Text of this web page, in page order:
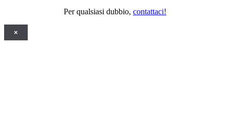
Per qualsiasi dubbio, contattaci!
×